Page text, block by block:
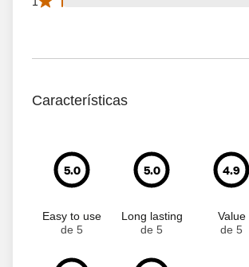
Características
5.0
Easy to use
de 5
5.0
Long lasting
de 5
4.9
Value
de 5